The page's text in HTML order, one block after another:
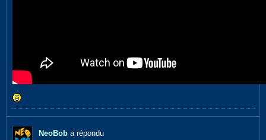
NeoBob a répondu